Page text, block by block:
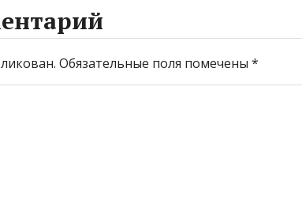
Обязательные поля помечены *